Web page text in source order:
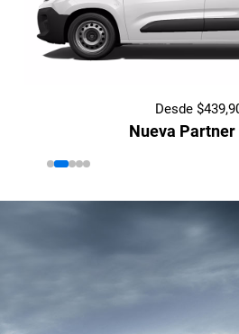
Desde
Nueva Partner